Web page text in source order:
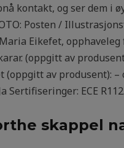
kontakt, og ser dem i
Posten /
Eikefet,
(oppgitt av
(oppgitt av produsent):
Sertifiseringer: ECE
skappel